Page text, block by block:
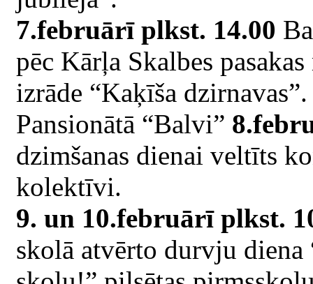
7.februārī plkst. 14.00
pēc Kārļa Skalbes
izrāde “Kaķīša
Pansionātā “Balvi”
dzimšanas dienai veltīts
kolektīvi.
9. un 10.februārī plkst.
skolā atvērto durvju